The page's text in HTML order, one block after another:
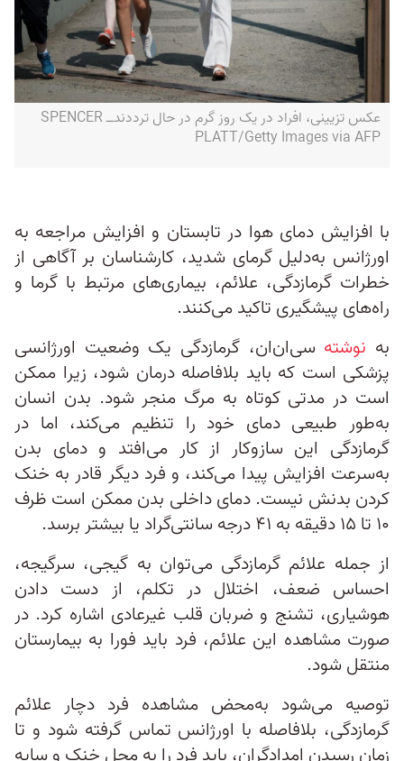
عکس تزیینی، افراد در یک روز گرم در حال ترددند‌ــ SPENCER
PLATT/Getty Images via AFP
با افزایش دمای هوا در تابستان و افزایش مراجعه به
اورژانس به‌دلیل گرمای شدید، کارشناسان بر آگاهی از
خطرات گرمازدگی، علائم، بیماری‌های مرتبط با گرما و
راه‌های پیشگیری تاکید می‌کنند.
به نوشته سی‌ا‌ن‌ان‌، گرمازدگی یک وضعیت اورژانسی
پزشکی است که باید بلافاصله درمان شود، زیرا ممکن
است در مدتی کوتاه به مرگ منجر شود. بدن انسان
به‌طور طبیعی دمای خود را تنظیم می‌کند، اما در
گرمازدگی این سازوکار از کار می‌افتد و دمای بدن
به‌سرعت افزایش پیدا می‌کند، و فرد دیگر قادر به خنک
کردن بدنش نیست. دمای داخلی بدن ممکن است ظرف
۱۰ تا ۱۵ دقیقه به ۴۱ درجه سانتی‌گراد یا بیشتر برسد.
از جمله علائم گرمازدگی می‌توان به گیجی، سرگیجه،
احساس ضعف، اختلال در تکلم، از دست دادن
هوشیاری، تشنج و ضربان قلب غیرعادی اشاره کرد. در
صورت مشاهده این علائم، فرد باید فورا به بیمارستان
منتقل شود.
توصیه می‌شود به‌محض مشاهده فرد دچار علائم
گرمازدگی، بلافاصله با اورژانس تماس گرفته شود و تا